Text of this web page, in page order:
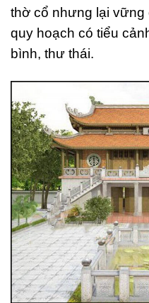
thờ cổ nhưng lại
quy hoạch có tiểu
bình, thư thái.